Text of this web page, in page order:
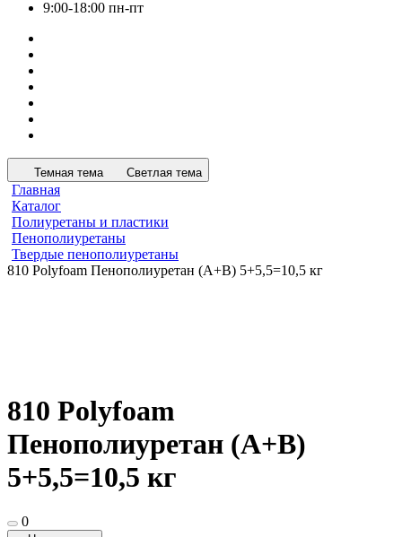
9:00-18:00 пн-пт
Темная тема Светлая тема
Главная
Каталог
Полиуретаны и пластики
Пенополиуретаны
Твердые пенополиуретаны
810 Polyfoam Пенополиуретан (А+В) 5+5,5=10,5 кг
810 Polyfoam
Пенополиуретан (А+В)
5+5,5=10,5 кг
0